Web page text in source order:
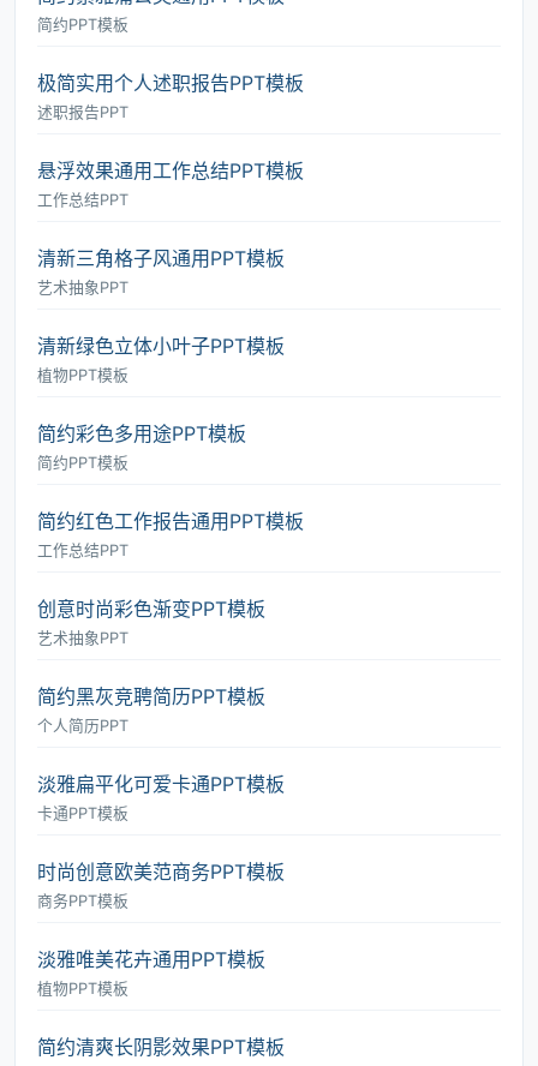
简约PPT模板
极简实用个人述职报告PPT模板
述职报告PPT
悬浮效果通用工作总结PPT模板
工作总结PPT
清新三角格子风通用PPT模板
艺术抽象PPT
清新绿色立体小叶子PPT模板
植物PPT模板
简约彩色多用途PPT模板
简约PPT模板
简约红色工作报告通用PPT模板
工作总结PPT
创意时尚彩色渐变PPT模板
艺术抽象PPT
简约黑灰竞聘简历PPT模板
个人简历PPT
淡雅扁平化可爱卡通PPT模板
卡通PPT模板
时尚创意欧美范商务PPT模板
商务PPT模板
淡雅唯美花卉通用PPT模板
植物PPT模板
简约清爽长阴影效果PPT模板